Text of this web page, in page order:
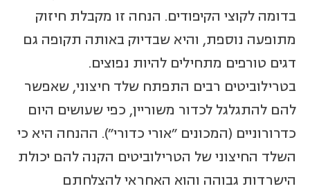
בדומה לקוצי הקיפודים. הנחה זו מקבלת חיזוק
מתופעה נוספת, והיא שבדיוק באותה תקופה גם
דגים טורפים מתחילים להיות נפוצים.
בטרילוביטים רבים התפתח שלד חיצוני, שאפשר
להם להתגלגל לכדור משוריין, כפי שעושים היום
כדרורוניים (המכונים "אורי כדורי"). ההנחה היא כי
השלד החיצוני של הטרילוביטים הקנה להם יכולת
הישרדות גבוהה והוא האחראי להצלחתם